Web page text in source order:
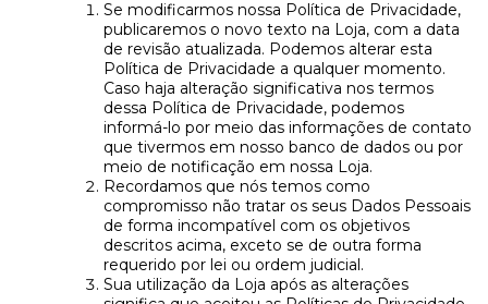
Se modificarmos nossa Política de Privacidade,
publicaremos o novo texto na Loja, com a data
de revisão atualizada. Podemos alterar esta
Política de Privacidade a qualquer momento.
Caso haja alteração significativa nos termos
dessa Política de Privacidade, podemos
informá-lo por meio das informações de contato
que tivermos em nosso banco de dados ou por
meio de notificação em nossa Loja.
Recordamos que nós temos como
compromisso não tratar os seus Dados Pessoais
de forma incompatível com os objetivos
descritos acima, exceto se de outra forma
requerido por lei ou ordem judicial.
Sua utilização da Loja após as alterações